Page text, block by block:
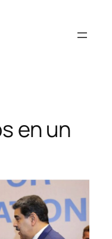
en un